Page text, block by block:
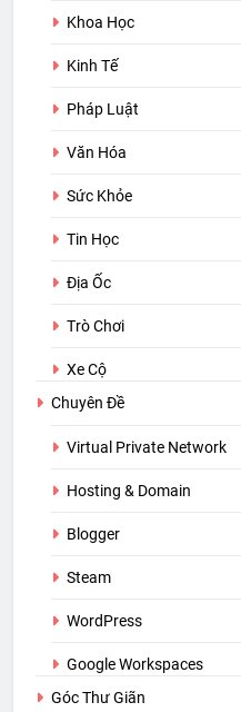
Khoa Học
Kinh Tế
Pháp Luật
Văn Hóa
Sức Khỏe
Tin Học
Địa Ốc
Trò Chơi
Xe Cộ
Chuyên Đề
Virtual Private Network
Hosting & Domain
Blogger
Steam
WordPress
Google Workspaces
Góc Thư Giãn